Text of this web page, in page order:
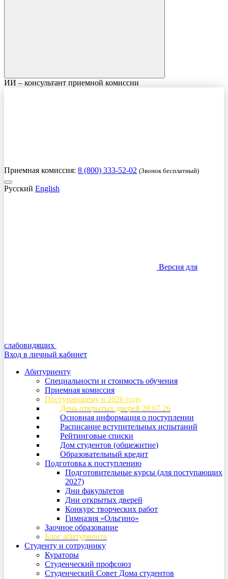
ИИ – консультант приемной комиссии
Приемная комиссия: 8 (800) 333-52-02 (Звонок бесплатный)
Русский English
Версия для
слабовидящих
Вход в личный кабинет
Абитуриенту
Специальности и стоимость обучения
Приемная комиссия
Поступающему в 2026 году
День открытых дверей 28.07.26
Основная информация о поступлении
Расписание вступительных испытаний
Рейтинговые списки
Дом студентов (общежитие)
Образовательный кредит
Подготовка к поступлению
Подготовительные курсы (для поступающих
2027)
Дни факультетов
Дни открытых дверей
Конкурс творческих работ
Гимназия «Ольгино»
Заочное образование
Блог абитуриента
Студенту и сотруднику
Кураторы
Студенческий профсоюз
Студенческий Совет Дома студентов